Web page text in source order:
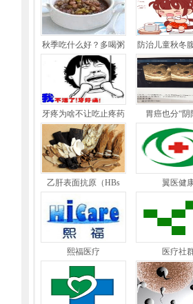
秋季吃什么好？多喝粥 防治儿童秋冬
牙疼为啥不让吃止疼药 胃癌也分“阴
乙肝表面抗原（HBs 翼医健
熙福医疗 医疗社